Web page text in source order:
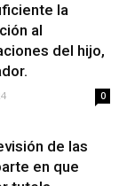
la
al
del hijo,
0
de las
en que